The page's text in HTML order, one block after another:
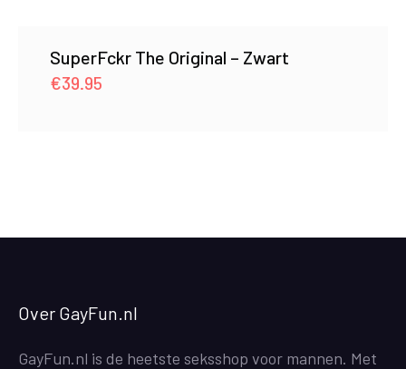
SuperFckr The Original – Zwart
€39.95
Over GayFun.nl
GayFun.nl is de heetste seksshop voor mannen. Met